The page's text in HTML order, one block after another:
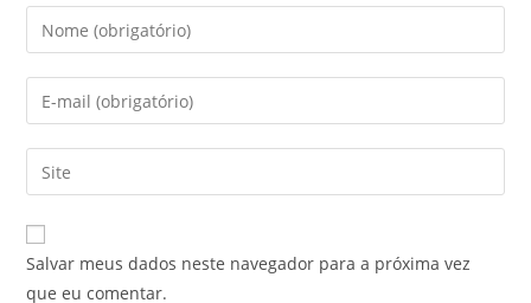
Digite
seu
nome
ou
de
usuário
para
comentar
Digite
seu
endereço
de
mail
para
comentar
Digite
o
URL
do
Salvar meus dados neste navegador para a próxima vez
que eu comentar.